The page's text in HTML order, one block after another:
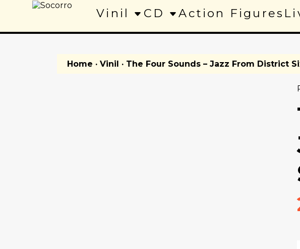
Vinil CD Action Figures
Home · Vinil · The Four Sounds – Jazz From District